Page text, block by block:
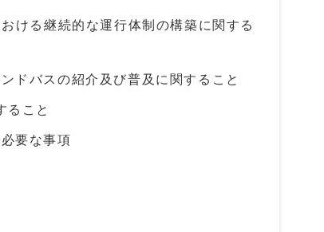
ける継続的な運行体制の構築に関する
ドバスの紹介及び普及に関すること
ること
要な事項